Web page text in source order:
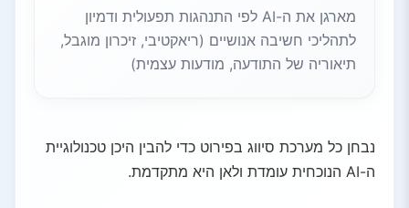
מארגן את ה-AI לפי התנהגות תפעולית ודמיון
לתהליכי חשיבה אנושיים (ריאקטיבי, זיכרון מוגבל,
תיאוריה של התודעה, מודעות עצמית)
נבחן כל מערכת סיווג בפירוט כדי להבין היכן טכנולוגיית
ה-AI הנוכחית עומדת ולאן היא מתקדמת.